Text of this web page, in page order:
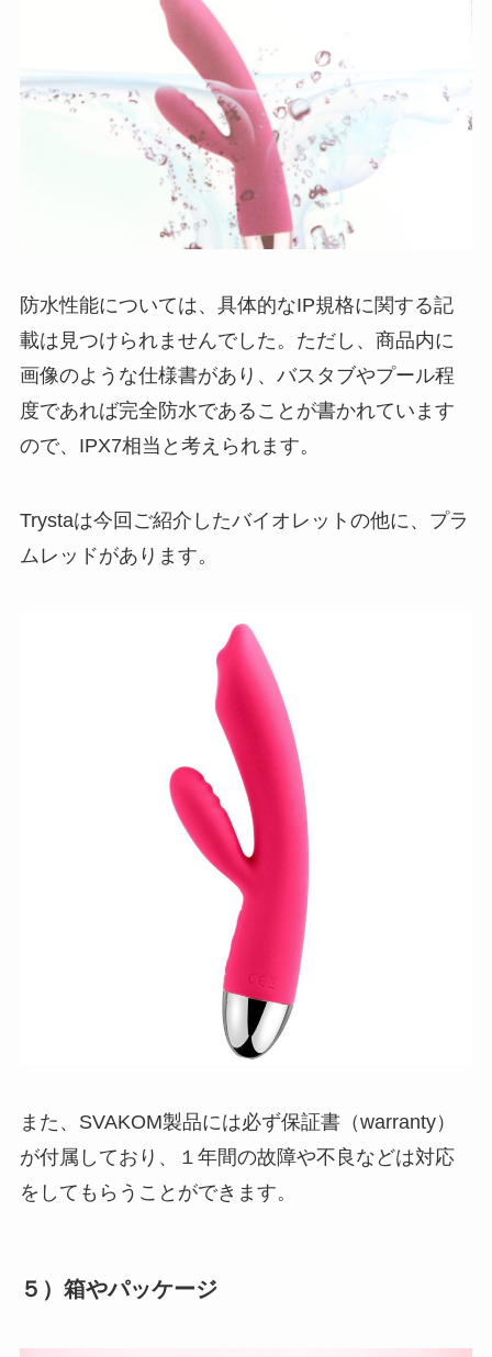
防水性能については、具体的なIP規格に関する記
載は見つけられませんでした。ただし、商品内に
画像のような仕様書があり、バスタブやプール程
度であれば完全防水であることが書かれています
ので、IPX7相当と考えられます。
Trystaは今回ご紹介したバイオレットの他に、プラ
ムレッドがあります。
また、SVAKOM製品には必ず保証書（warranty）
が付属しており、１年間の故障や不良などは対応
をしてもらうことができます。
５）箱やパッケージ